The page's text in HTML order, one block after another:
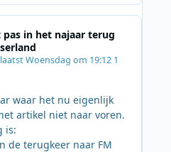
pas in het najaar terug
Woensdag om 19:12 1
waar het nu eigenlijk
artikel niet naar voren.
is:
de terugkeer naar FM